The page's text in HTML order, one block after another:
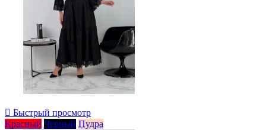
 Быстрый просмотр
Красный Черный Пудра